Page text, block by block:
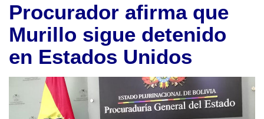
Procurador afirma que
Murillo sigue detenido
en Estados Unidos